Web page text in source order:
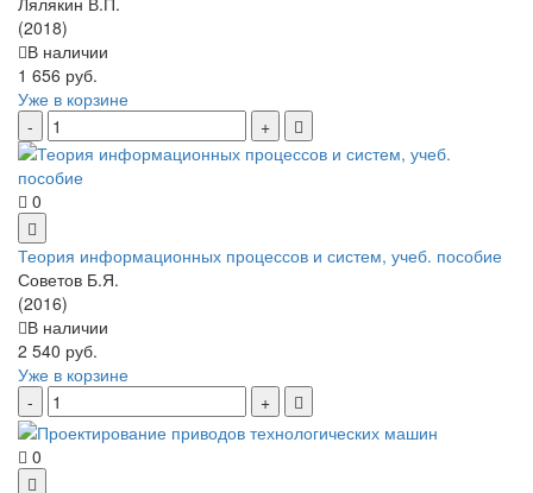
(2018)
В наличии
1 656 руб.
Уже в корзине
0
Теория информационных процессов и систем, учеб. пособие
Советов Б.Я.
(2016)
В наличии
2 540 руб.
Уже в корзине
0